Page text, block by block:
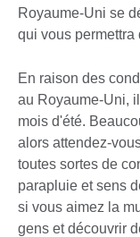
Royaume-Uni se
qui vous permettra
En raison des
au Royaume-Uni,
mois d'été.
alors attendez-
toutes sortes de
parapluie et sens
si vous aimez la
gens et découvrir